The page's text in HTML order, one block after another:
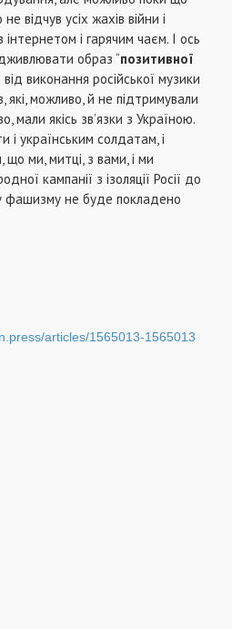
відчув усіх жахів війни і
інтернетом і гарячим чаєм. І ось
образ “позитивної
виконання російської музики
які, можливо, й не підтримували
мали якісь зв’язки з Україною.
і українським солдатам, і
ми, митці, з вами, і ми
кампанії з ізоляції Росії до
фашизму не буде покладено
articles/1565013-1565013